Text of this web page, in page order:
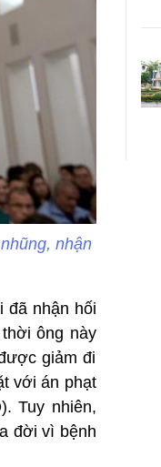
nhận
đã nhận hối
ông này
giảm đi
với án phạt
Tuy nhiên,
đời vì bệnh